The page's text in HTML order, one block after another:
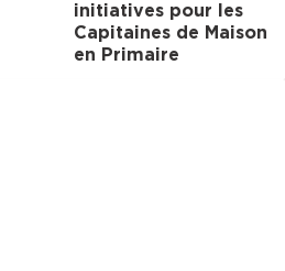
initiatives pour les
Capitaines de Maison
en Primaire